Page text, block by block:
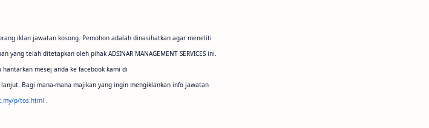
iklan jawatan kosong. Pemohon adalah dinasihatkan agar meneliti
telah ditetapkan oleh pihak ADSINAR MANAGEMENT SERVICES ini.
mesej anda ke facebook kami di
Bagi mana-mana majikan yang ingin mengiklankan info jawatan
p/tos.html .